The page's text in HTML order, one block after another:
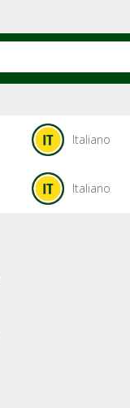
Italiano
Italiano